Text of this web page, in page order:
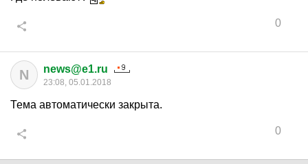
0
N news@e1.ru
23:08, 05.01.2018
Тема автоматически закрыта.
0